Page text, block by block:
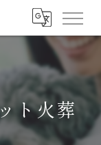
ト火葬